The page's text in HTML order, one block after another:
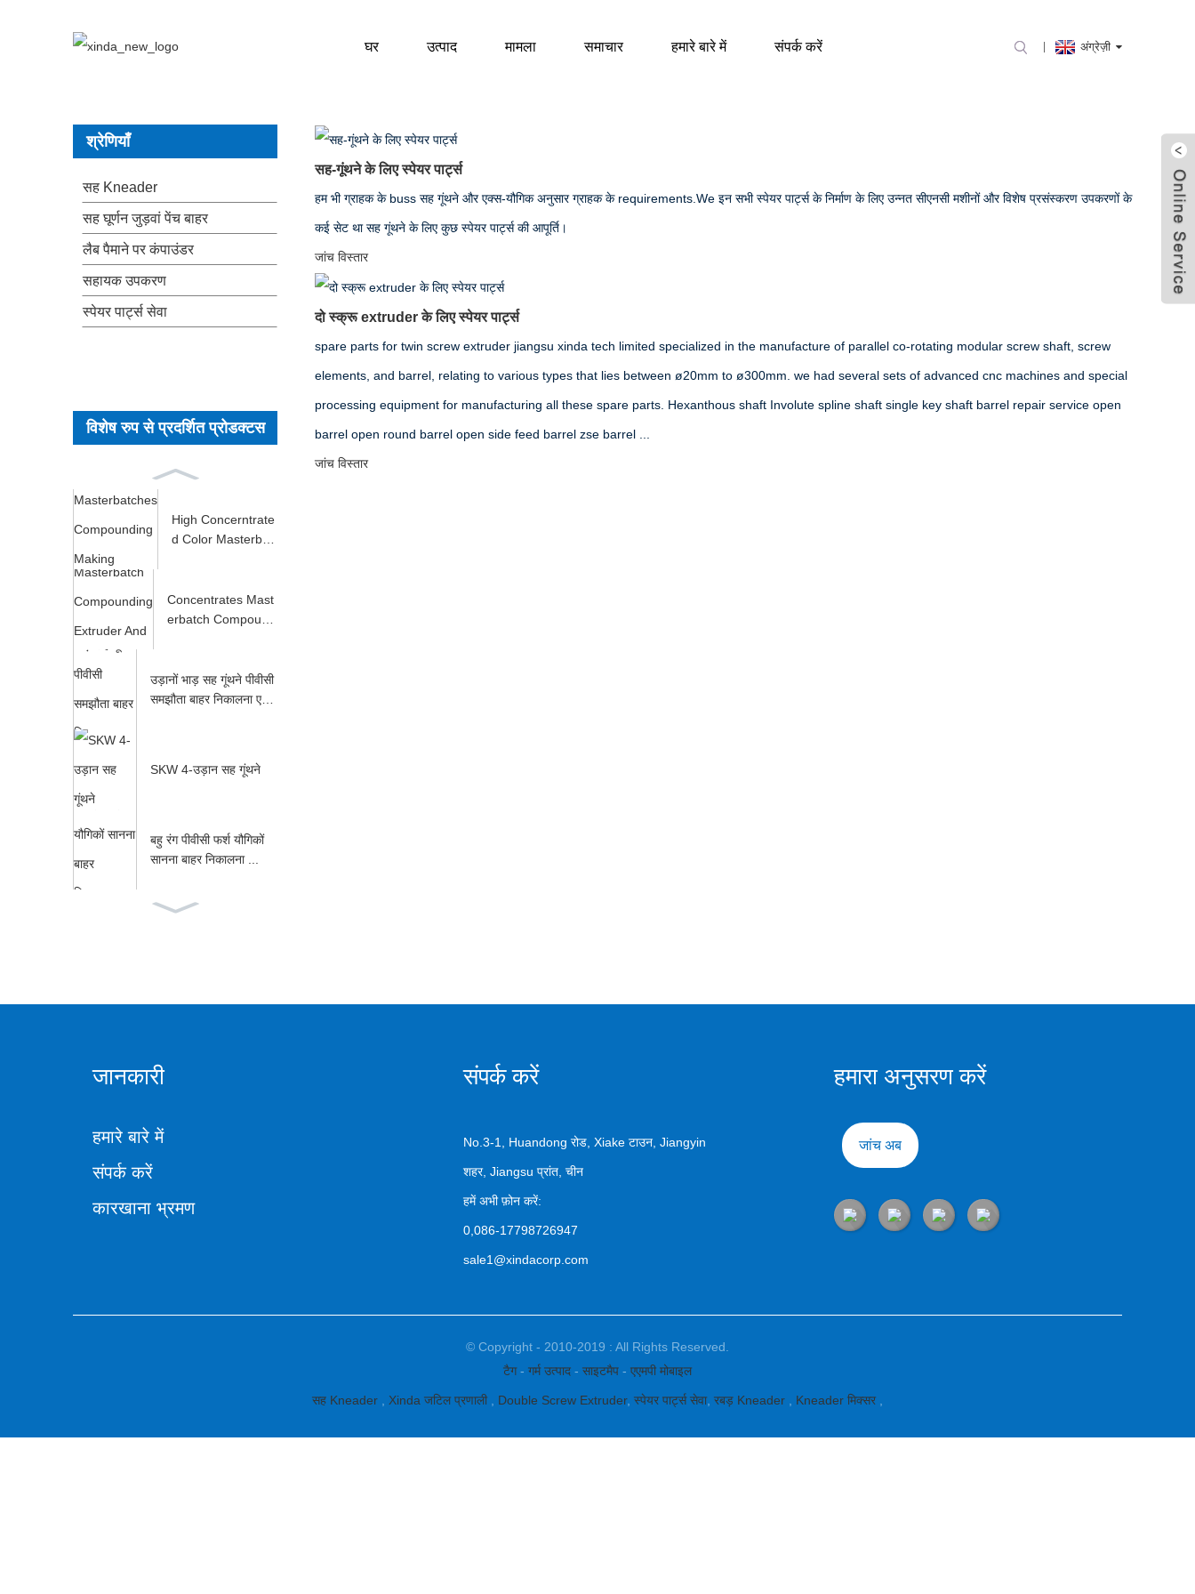
घर उत्पाद मामला समाचार हमारे बारे में संपर्क करें अंग्रेज़ी
श्रेणियाँ
सह Kneader
सह घूर्णन जुड़वां पेंच बाहर
लैब पैमाने पर कंपाउंडर
सहायक उपकरण
स्पेयर पार्ट्स सेवा
विशेष रुप से प्रदर्शित प्रोडक्टस
High Concerntrate
d Color Masterbat
Concentrates Mast
erbatch Compound
उड़ानों भाड़ सह गूंथने पीवीसी
समझौता बाहर निकालना एस
SKW 4-उड़ान सह गूंथने
बहु रंग पीवीसी फर्श यौगिकों
सानना बाहर निकालना ...
सह-गूंथने के लिए स्पेयर पार्ट्स
हम भी ग्राहक के buss सह गूंथने और एक्स-यौगिक अनुसार ग्राहक के requirements.We इन सभी स्पेयर पार्ट्स के निर्माण के लिए उन्नत सीएनसी मशीनों और विशेष प्रसंस्करण उपकरणों के
कई सेट था सह गूंथने के लिए कुछ स्पेयर पार्ट्स की आपूर्ति।
जांच विस्तार
दो स्क्रू extruder के लिए स्पेयर पार्ट्स
spare parts for twin screw extruder jiangsu xinda tech limited specialized in the manufacture of parallel co-rotating modular screw shaft, screw
elements, and barrel, relating to various types that lies between ø20mm to ø300mm. we had several sets of advanced cnc machines and special
processing equipment for manufacturing all these spare parts. Hexanthous shaft Involute spline shaft single key shaft barrel repair service open
barrel open round barrel open side feed barrel zse barrel ...
जांच विस्तार
जानकारी
हमारे बारे में
संपर्क करें
कारखाना भ्रमण
संपर्क करें
No.3-1, Huandong रोड, Xiake टाउन, Jiangyin
शहर, Jiangsu प्रांत, चीन
हमें अभी फ़ोन करें:
0,086-17798726947
sale1@xindacorp.com
हमारा अनुसरण करें
जांच अब
© Copyright - 2010-2019 : All Rights Reserved.
टैग- गर्म उत्पाद - साइटमैप - एएमपी मोबाइल
सह Kneader Xinda जटिल प्रणाली Double Screw Extruder, स्पेयर पार्ट्स सेवा, रबड़ Kneader Kneader मिक्सर